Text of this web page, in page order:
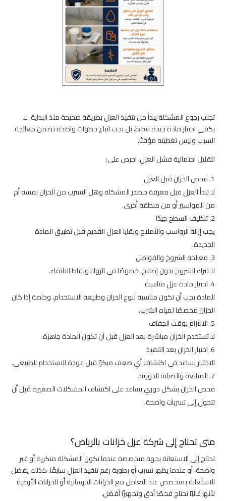
تجنب رجوع المشكلة يبدأ من تنفيذ العزل بطريقة صحيحة منذ البداية. لا
يكفي اختيار مادة جيدة فقط، بل يجب اتباع خطوات واضحة تضمن معالجة
السبب وليس تغطيته مؤقتًا.
لتقليل احتمالية فشل العزل، احرص على:
فحص الخزان قبل العزل
لا تبدأ العزل قبل معرفة مصدر المشكلة وهل التسرب من الخزان نفسه أم
من المواسير أو من منطقة أخرى.
تنظيف السطح جيدًا
يجب إزالة الرواسب والأملاح وبقايا العزل القديم قبل تطبيق المادة
الجديدة.
معالجة الشروخ والفواصل
لا تترك الشروخ بدون إصلاح، خصوصًا في الزوايا ونقاط الالتقاء.
اختيار مادة عزل مناسبة
المادة يجب أن تكون مناسبة لنوع الخزان وطبيعة الاستخدام، وخاصة إذا كان
الخزان مخصصًا لمياه الشرب.
الالتزام بوقت الجفاف
لا تستخدم الخزان مباشرة بعد العزل قبل أن تكون المادة جاهزة.
اختبار الخزان بعد التنفيذ
الاختبار يساعد في اكتشاف أي ضعف مبكرًا قبل عودة الاستخدام الطبيعي.
المتابعة والصيانة الدورية
فحص الخزان بشكل دوري يساعد على اكتشاف المشكلات الصغيرة قبل أن
تتحول إلى تسربات واضحة.
متى تحتاج إلى شركة عزل خزانات بالرياض؟
تحتاج إلى الاستعانة بجهة متخصصة عندما تكون المشكلة متكررة أو غير
واضحة، أو عندما يظهر تسرب أو رطوبة رغم تنفيذ العزل سابقًا. كذلك يفضل
الاستعانة بمتخصص عند التعامل مع الخزانات الخرسانية أو الخزانات الأرضية
لأنها غالبًا تحتاج فحصًا أدق وتجهيزًا أفضل.